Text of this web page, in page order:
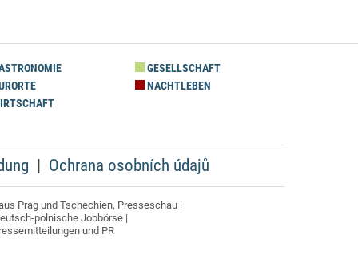
GESELLSCHAFT
NACHTLEBEN
Ochrana osobních údajů
Prag und Tschechien, Presseschau |
polnische Jobbörse |
und PR